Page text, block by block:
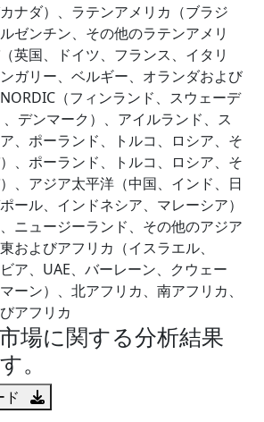
ナダ）、ラテンアメリカ（ブラジ
ゼンチン、その他のラテンアメリ
英国、ドイツ、フランス、イタリ
ガリー、ベルギー、オランダおよび
（フィンランド、スウェーデ
デンマーク）、アイルランド、ス
、ポーランド、トルコ、ロシア、そ
、ポーランド、トルコ、ロシア、そ
、アジア太平洋（中国、インド、日
ール、インドネシア、マレーシア）
ニュージーランド、その他のアジア
およびアフリカ（イスラエル、
ア、UAE、バーレーン、クウェー
ーン）、北アフリカ、南アフリカ、
アフリカ
場に関する分析結果
。
ド